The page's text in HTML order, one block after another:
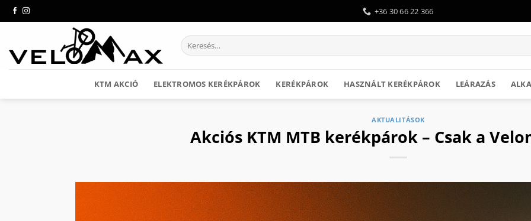
Skip
to
+36 30 66 22 366
Keresés
a
KTM AKCIÓ ELEKTROMOS KERÉKPÁROK KERÉKPÁROK HASZNÁLT KERÉKPÁROK LEÁRAZÁS
AKTUALITÁSOK
Akciós KTM MTB kerékpárok – Csak a